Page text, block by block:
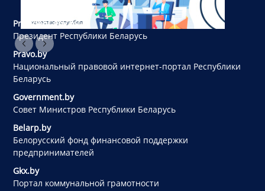
President.gov.by
Президент Республики Беларусь
Pravo.by
Национальный правовой интернет-портал Республики
Беларусь
Government.by
Совет Министров Республики Беларусь
Belarp.by
Белорусский фонд финансовой поддержки
предпринимателей
Gkx.by
Портал коммунальной грамотности